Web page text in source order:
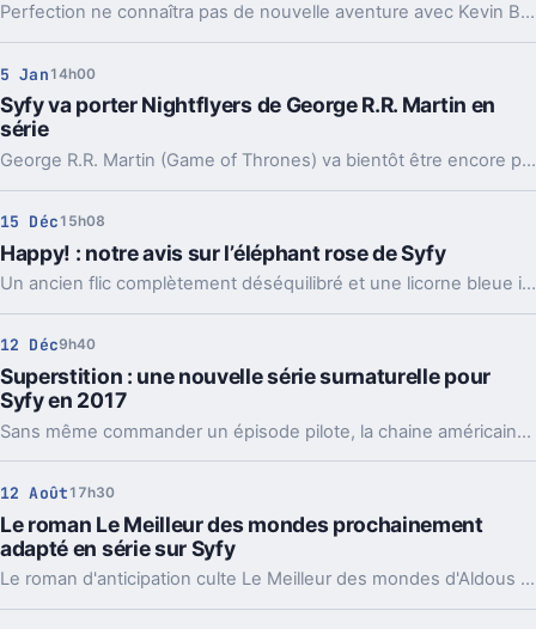
Perfection ne connaîtra pas de nouvelle aventure avec Kevin Bacon : Syfy a finalement décidé de ne pas commander de série Tremors.
5 Jan 14h00
Syfy va porter Nightflyers de George R.R. Martin en
série
George R.R. Martin (Game of Thrones) va bientôt être encore plus présent sur le petit écran avec l'adaptation en série de son roman de SF Nightflyers sur Syfy et Netflix.
15 Déc 15h08
Happy! : notre avis sur l’éléphant rose de Syfy
Un ancien flic complètement déséquilibré et une licorne bleue imaginaire : bienvenue dans Happy!, la nouvelle série perchée de Syfy.
12 Déc9h40
Superstition : une nouvelle série surnaturelle pour
Syfy en 2017
Sans même commander un épisode pilote, la chaine américaine Syfy annonce le lancement d'une première saison pour la série télévisée Superstition dès l'année prochaine.
12 Août 17h30
Le roman Le Meilleur des mondes prochainement
adapté en série sur Syfy
Le roman d'anticipation culte Le Meilleur des mondes d'Aldous Huxley sera bien adapté en série télévisée par Syfy.